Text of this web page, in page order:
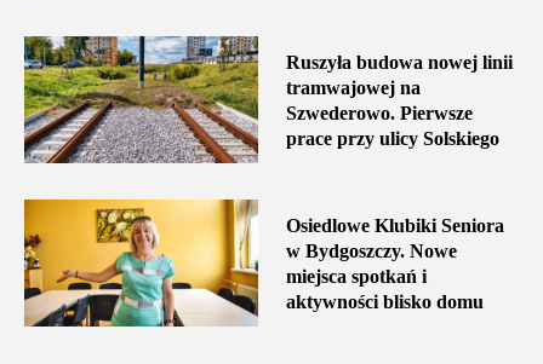
Ruszyła budowa nowej linii
tramwajowej na
Szwederowo. Pierwsze
prace przy ulicy Solskiego
Osiedlowe Klubiki Seniora
w Bydgoszczy. Nowe
miejsca spotkań i
aktywności blisko domu